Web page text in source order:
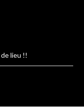
lieu !!